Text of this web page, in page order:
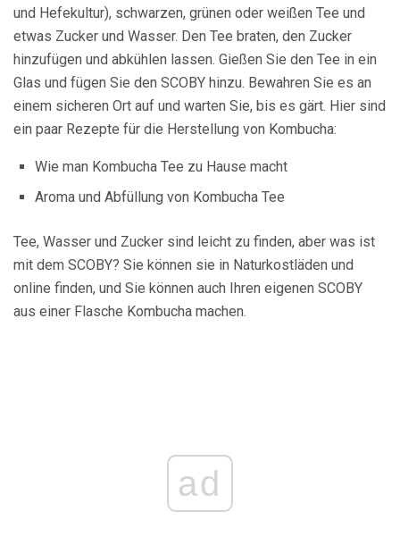
und Hefekultur), schwarzen, grünen oder weißen Tee und
etwas Zucker und Wasser. Den Tee braten, den Zucker
hinzufügen und abkühlen lassen. Gießen Sie den Tee in ein
Glas und fügen Sie den SCOBY hinzu. Bewahren Sie es an
einem sicheren Ort auf und warten Sie, bis es gärt. Hier sind
ein paar Rezepte für die Herstellung von Kombucha:
Wie man Kombucha Tee zu Hause macht
Aroma und Abfüllung von Kombucha Tee
Tee, Wasser und Zucker sind leicht zu finden, aber was ist
mit dem SCOBY? Sie können sie in Naturkostläden und
online finden, und Sie können auch Ihren eigenen SCOBY
aus einer Flasche Kombucha machen.
ad